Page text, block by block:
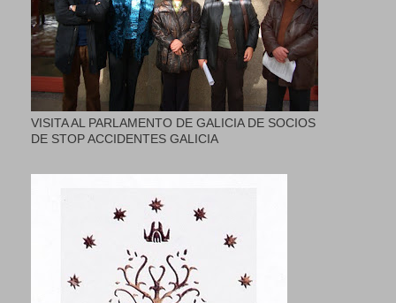
VISITA AL PARLAMENTO DE GALICIA DE SOCIOS
DE STOP ACCIDENTES GALICIA